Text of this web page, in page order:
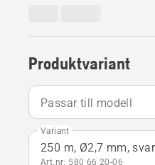
Produktvariant
Passar till modell
Variant
250 m, Ø2,7 mm,
Art.nr: 580 66 20‑06